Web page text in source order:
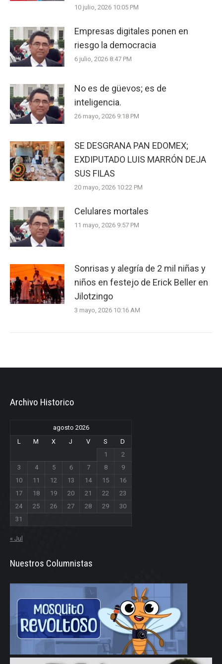
10 julio, 2026 10:05 PM
Empresas digitales ponen en
riesgo la democracia
6 julio, 2026 8:47 PM
No es de güevos; es de
inteligencia.
26 mayo, 2026 9:18 PM
SE DESGRANA PAN EDOMEX;
EXDIPUTADO LUIS MARRÓN DEJA
SUS FILAS
20 mayo, 2026 10:22 PM
Celulares mortales
11 mayo, 2026 9:57 PM
Sonrisas y alegría de 2 mil niñas y
niños en festejo de Erick Beller en
Jilotzingo
3 mayo, 2026 10:16 AM
Archivo Historico
agosto 2026
L
M X J V S
D
1
2
3
4 5 6 7 8
9
10
11 12 13 14 15
16
17
18 19 20 21 22
23
24
25 26 27 28 29
30
31
« Jul
Nuestros Columnistas